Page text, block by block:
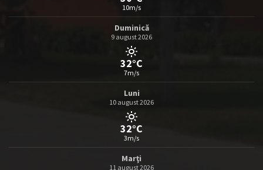
10m/s
Duminică
9 august 2026
32°C
7m/s
Luni
10 august 2026
32°C
3m/s
Marţi
11 august 2026